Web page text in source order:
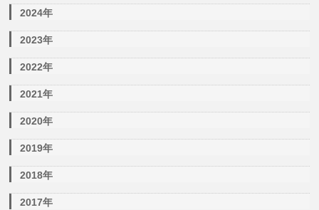
2024年
2023年
2022年
2021年
2020年
2019年
2018年
2017年